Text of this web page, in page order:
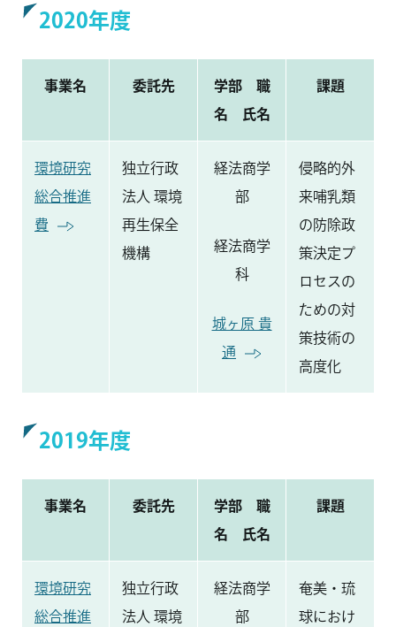
2020年度
事業名 委託先
学部 職
名 氏名
課題
環境研究
総合推進
費
独立行政
法人 環境
再生保全
機構
経法商学
部
経法商学
科
城ヶ原 貴
通
侵略的外
来哺乳類
の防除政
策決定プ
ロセスの
ための対
策技術の
高度化
2019年度
事業名 委託先
学部 職
名 氏名
課題
環境研究
総合推進
独立行政
法人 環境
経法商学
部
奄美・琉
球におけ